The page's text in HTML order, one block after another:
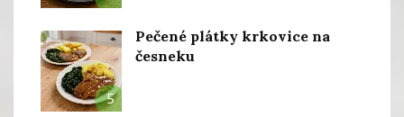
5
Pečené plátky krkovice na
česneku